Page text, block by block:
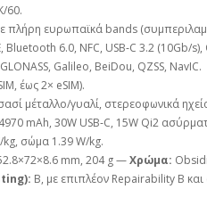
60.
πλήρη ευρωπαϊκά bands
Bluetooth 6.0, NFC, USB‑C 3.2 (10Gb/s),
Galileo, BeiDou, QZSS, NavIC.
έως 2× eSIM).
μέταλλο/γυαλί, στερεοφωνικά
4970 mAh, 30W USB‑C, 15W Qi2
kg, σώμα 1.39 W/kg.
mm, 204 g —Χρώμα:
B, με επιπλέον Repairability B